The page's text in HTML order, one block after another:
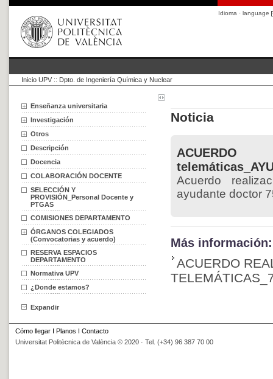
Idioma · language
Inicio UPV :: Dpto. de Ingeniería Química y Nuclear
Enseñanza universitaria
Investigación
Otros
Descripción
Docencia
COLABORACIÓN DOCENTE
SELECCIÓN Y
PROVISIÓN_Personal Docente y
PTGAS
COMISIONES DEPARTAMENTO
ÓRGANOS COLEGIADOS
(Convocatorias y acuerdo)
RESERVA ESPACIOS
DEPARTAMENTO
Normativa UPV
¿Donde estamos?
Expandir
Noticia
ACUERDO
Acuerdo
ayudante doctor
Más información:
ACUERDO
Cómo llegar I Planos I Contacto
Universitat Politècnica de València © 2020 · Tel. (+34) 96 387 70 00